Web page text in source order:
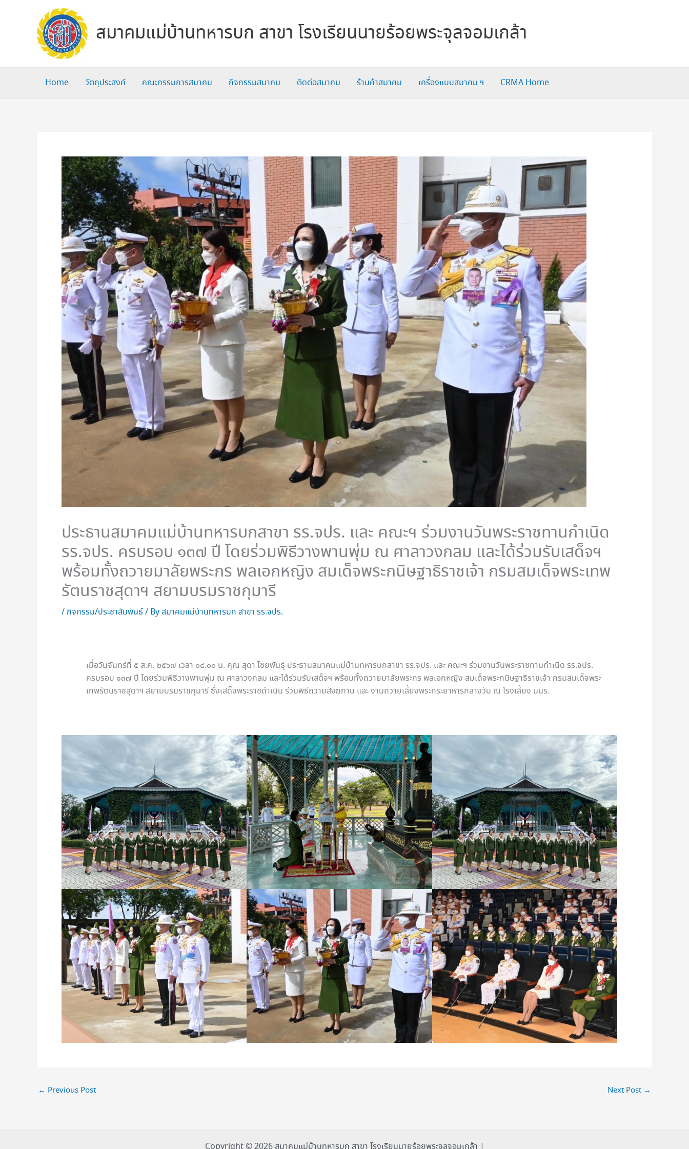
สมาคมแม่บ้านทหารบก สาขา โรงเรียนนายร้อยพระจุลจอมเกล้า
Home วัตถุประสงค์ คณะกรรมการสมาคม กิจกรรมสมาคม ติดต่อสมาคม ร้านค้าสมาคม เครื่องแบบสมาคม ฯ CRMA Home
ประธานสมาคมแม่บ้านทหารบกสาขา รร.จปร. และ คณะฯ ร่วมงานวันพระราชทานกำเนิด
รร.จปร. ครบรอบ ๑๓๗ ปี โดยร่วมพิธีวางพานพุ่ม ณ ศาลาวงกลม และได้ร่วมรับเสด็จฯ
พร้อมทั้งถวายมาลัยพระกร พลเอกหญิง สมเด็จพระกนิษฐาธิราชเจ้า กรมสมเด็จพระเทพ
รัตนราชสุดาฯ สยามบรมราชกุมารี
/ กิจกรรม/ประชาสัมพันธ์/ Byสมาคมแม่บ้านทหารบก สาขา รร.จปร.
เมื่อวันจันทร์ที่ ๕ ส.ค. ๒๕๖๗ เวลา ๐๘.๐๐ น. คุณ สุดา ไชยพันธุ์ ประธานสมาคมแม่บ้านทหารบกสาขา รร.จปร. และ คณะฯ ร่วมงานวันพระราชทานกำเนิด รร.จปร.
ครบรอบ ๑๓๗ ปี โดยร่วมพิธีวางพานพุ่ม ณ ศาลาวงกลม และได้ร่วมรับเสด็จฯ พร้อมทั้งถวายมาลัยพระกร พลเอกหญิง สมเด็จพระกนิษฐาธิราชเจ้า กรมสมเด็จพระ
เทพรัตนราชสุดาฯ สยามบรมราชกุมารี ซึ่งเสด็จพระราชดำเนิน ร่วมพิธีถวายสังฆทาน และ งานถวายเลี้ยงพระกระยาหารกลางวัน ณ โรงเลี้ยง นนร.
← Previous Post Next Post →